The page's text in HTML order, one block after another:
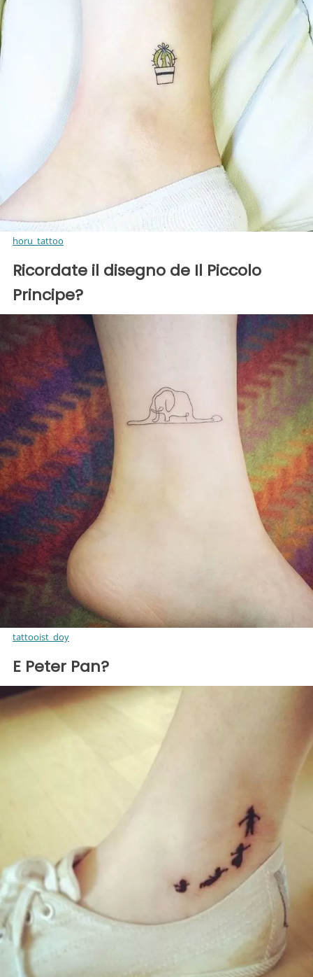
horu_tattoo
Ricordate il disegno de Il Piccolo
Principe?
tattooist_doy
E Peter Pan?